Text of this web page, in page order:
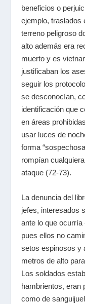
beneficios o
ejemplo, traslados
terreno peligroso
alto además era
muerto y es
justificaban los
seguir los
se desconocían,
identificación que
en áreas
usar luces de
forma
rompían
ataque (72-73).
La denuncia del
jefes, interesados
ante lo que
pues ellos no
setos espinosos y
metros de alto
Los soldados
hambrientos, eran
como de